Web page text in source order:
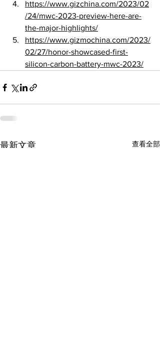
https://www.gizchina.com/2023/02
/24/mwc-2023-preview-here-are-
the-major-highlights/
https://www.gizmochina.com/2023/
02/27/honor-showcased-first-
silicon-carbon-battery-mwc-2023/
最新文章 查看全部